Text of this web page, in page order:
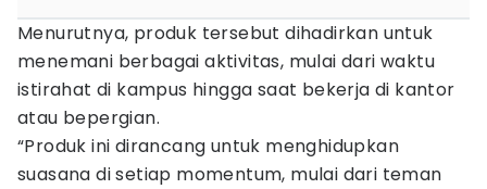
Menurutnya, produk tersebut dihadirkan untuk
menemani berbagai aktivitas, mulai dari waktu
istirahat di kampus hingga saat bekerja di kantor
atau bepergian.
“Produk ini dirancang untuk menghidupkan
suasana di setiap momentum, mulai dari teman